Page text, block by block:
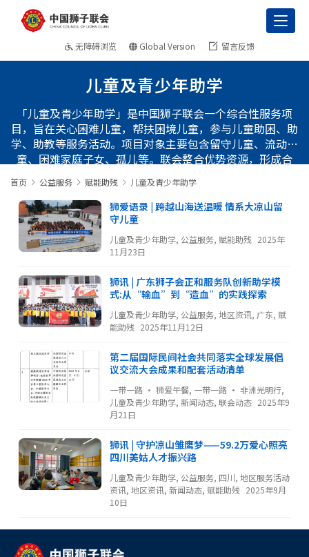
无障碍浏览 Global Version 留言反馈
儿童及青少年助学
「儿童及青少年助学」是中国狮子联会一个综合性服务项
目，旨在关心困难儿童，帮扶困境儿童，参与儿童助困、助
学、助教等服务活动。项目对象主要包含留守儿童、流动儿
童、困难家庭子女、孤儿等。联会整合优势资源，形成合
力，通过捐赠助学款、捐建学校、图书馆，捐赠教学用品、
生活用品等形式多样的服务活动，解决困境儿童的生活失
助、学业失教、情感失缺等问题。通过关注乡村基础教育，
为偏远地区的孩子和学校提供人文关怀与专业支持，让他们
的未来拥有更多的可能性。
首页 公益服务 赋能助残 儿童及青少年助学
狮爱语录 | 跨越山海送温暖 情系大凉山留
守儿童
儿童及青少年助学, 公益服务, 赋能助残 2025年
11月23日
狮讯 | 广东狮子会正和服务队创新助学模
式:从“输血”到“造血”的实践探索
儿童及青少年助学, 公益服务, 地区资讯, 广东, 赋
能助残 2025年11月12日
第二届国际民间社会共同落实全球发展倡
议交流大会成果和配套活动清单
一带一路 · 狮爱午餐, 一带一路 · 非洲光明行,
儿童及青少年助学, 新闻动态, 联会动态 2025年9
月21日
狮讯 | 守护凉山雏鹰梦——59.2万爱心照亮
四川美姑人才振兴路
儿童及青少年助学, 公益服务, 四川, 地区服务活动
资讯, 地区资讯, 新闻动态, 赋能助残 2025年9月
10日